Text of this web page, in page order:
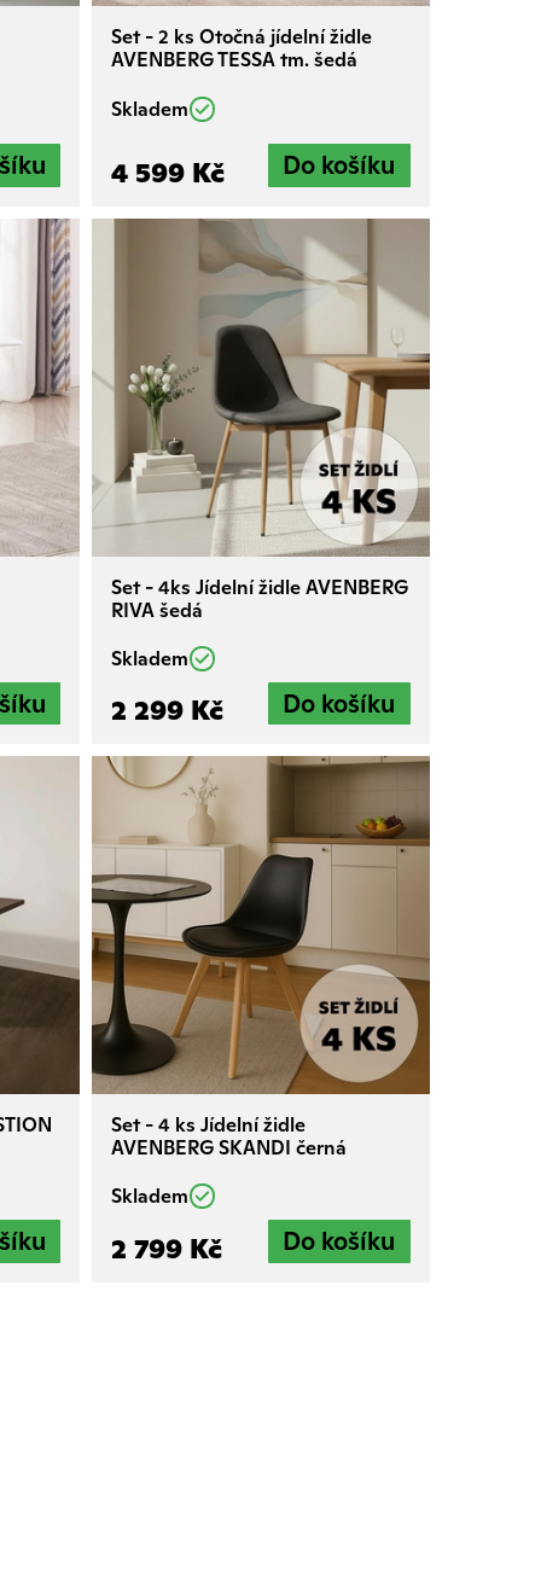
Set - 2 ks Otočná jídelní židle
AVENBERG TESSA tm. šedá
Skladem
4 599 Kč
Set - 4ks Jídelní židle AVENBERG
RIVA šedá
Skladem
2 299 Kč
Set - 4 ks Jídelní židle
AVENBERG SKANDI černá
Skladem
2 799 Kč